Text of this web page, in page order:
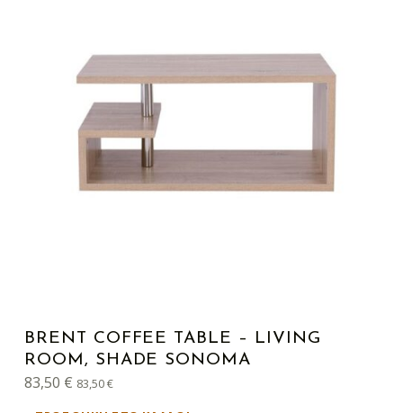
BRENT COFFEE TABLE – LIVING
ROOM, SHADE SONOMA
83,50 € 83,50€